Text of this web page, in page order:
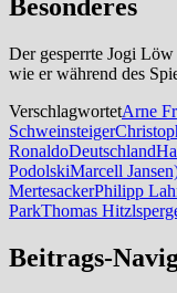
Besonderes
Der gesperrte Jogi
wie er während des
VerschlagwortetArne
Schweinsteiger
RonaldoDeutschland
PodolskiMarcell
MertesackerPhilipp
ParkThomas
Beitrags-